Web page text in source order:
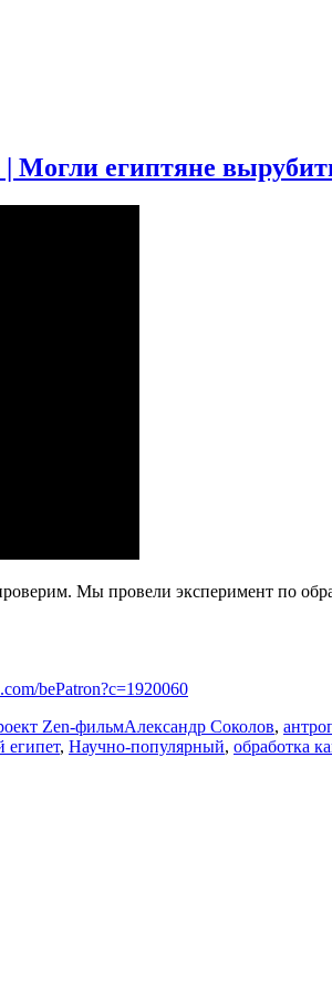
Могли египтяне
Мы провели эксперимент по
bePatron?c=1920060
Zen-фильмМетки
Александр Соколов,
египет, Научно-популярный, обработка